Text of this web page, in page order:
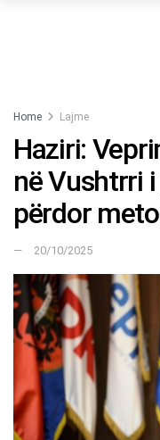
Home Lajme
Haziri:
në Vushtrri
përdor
20/10/2025